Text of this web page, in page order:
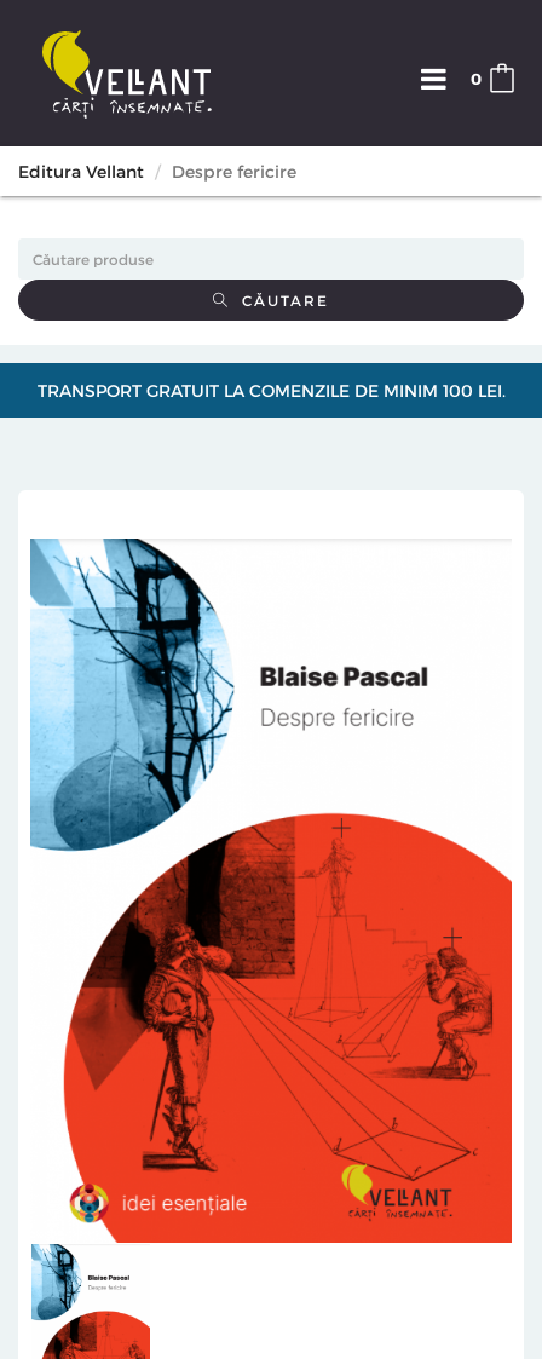
0
Editura Vellant Despre fericire
CĂUTARE
TRANSPORT GRATUIT LA COMENZILE DE MINIM 100 LEI.